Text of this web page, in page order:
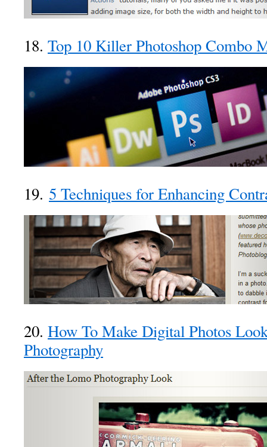
18. Top 10 Killer Photoshop Combo
19. 5 Techniques for Enhancing
20. How To Make Digital Photos
Photography